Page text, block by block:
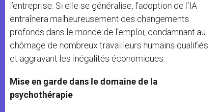
l’entreprise. Si elle se généralise, l’adoption de l’IA
entraînera malheureusement des changements
profonds dans le monde de l’emploi, condamnant au
chômage de nombreux travailleurs humains qualifiés
et aggravant les inégalités économiques.
Mise en garde dans le domaine de la
psychothérapie